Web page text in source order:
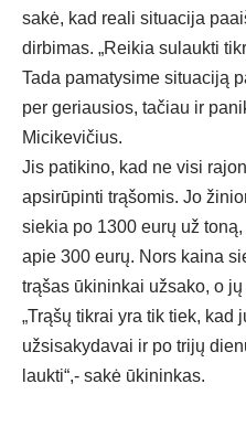
sakė, kad reali situacija
dirbimas. „Reikia sulaukti
Tada pamatysime situaciją
per geriausios, tačiau ir
Micikevičius.
Jis patikino, kad ne visi
apsirūpinti trąšomis. Jo
siekia po 1300 eurų už
apie 300 eurų. Nors kaina
trąšas ūkininkai užsako, o
„Trąšų tikrai yra tik tiek, kad
užsisakydavai ir po trijų
laukti“,- sakė ūkininkas.